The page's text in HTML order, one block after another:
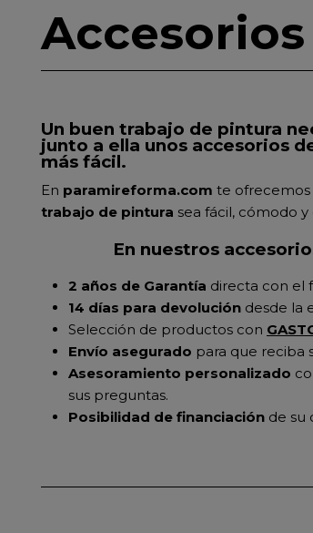
Un buen trabajo de pintura
junto a ella unos accesorios
más fácil.
En paramireforma.com te ofrecemos
trabajo de pintura sea fácil, cómodo y
En nuestros
2 años de Garantía directa con el
14 días para devolución desde la
Selección de productos con
Envío asegurado para que reciba
Asesoramiento personalizado
sus preguntas.
Posibilidad de financiación de su